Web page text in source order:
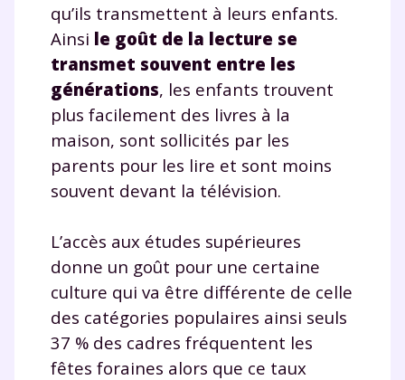
qu’ils transmettent à leurs enfants.
Ainsi le goût de la lecture se
transmet souvent entre les
générations, les enfants trouvent
plus facilement des livres à la
maison, sont sollicités par les
parents pour les lire et sont moins
souvent devant la télévision.
L’accès aux études supérieures
donne un goût pour une certaine
culture qui va être différente de celle
des catégories populaires ainsi seuls
37 % des cadres fréquentent les
fêtes foraines alors que ce taux
Testez gratuitement
pendant 24h notre
plateforme de soutien
scolaire !
Fiches de cours et vidéos , exercices
corrigés ,podcasts de révisions
Unespace dédié aux parents
Tout le programme scolaire du CP à
la Terminale
Des profs expérimentés disponibles
à la demande par tchat, audio ou
vidéo